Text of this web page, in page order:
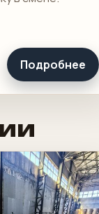
Подробнее